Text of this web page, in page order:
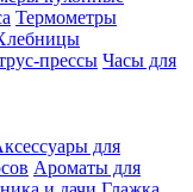
Термометры
прессы Часы для
для
Ароматы для